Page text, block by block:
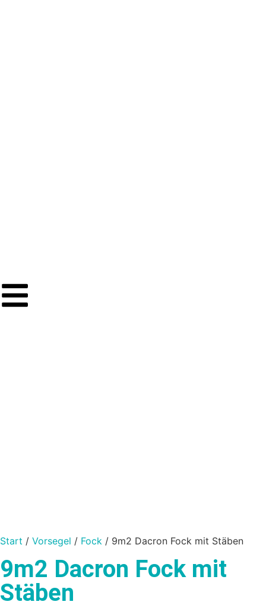
Start / Vorsegel / Fock / 9m2 Dacron Fock mit Stäben
9m2 Dacron Fock mit
Stäben